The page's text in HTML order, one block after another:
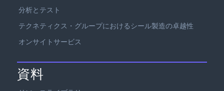
分析とテスト
テクネティクス・グループにおけるシール製造の卓越性
オンサイトサービス
資料